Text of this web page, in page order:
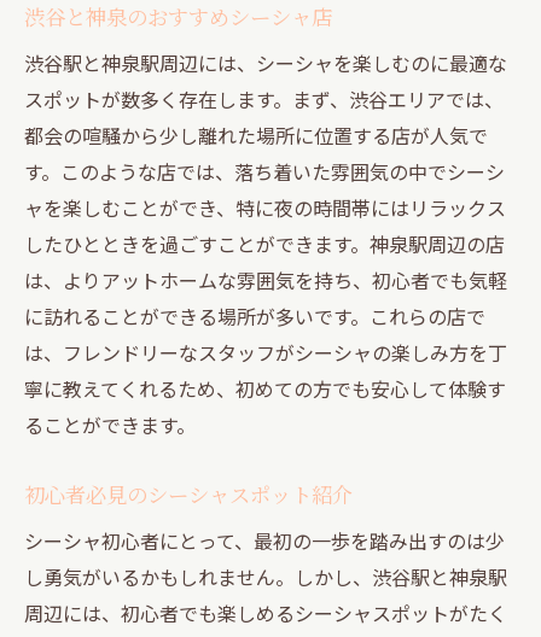
渋谷と神泉のおすすめシーシャ店
渋谷駅と神泉駅周辺には、シーシャを楽しむのに最適な
スポットが数多く存在します。まず、渋谷エリアでは、
都会の喧騒から少し離れた場所に位置する店が人気で
す。このような店では、落ち着いた雰囲気の中でシーシ
ャを楽しむことができ、特に夜の時間帯にはリラックス
したひとときを過ごすことができます。神泉駅周辺の店
は、よりアットホームな雰囲気を持ち、初心者でも気軽
に訪れることができる場所が多いです。これらの店で
は、フレンドリーなスタッフがシーシャの楽しみ方を丁
寧に教えてくれるため、初めての方でも安心して体験す
ることができます。
初心者必見のシーシャスポット紹介
シーシャ初心者にとって、最初の一歩を踏み出すのは少
し勇気がいるかもしれません。しかし、渋谷駅と神泉駅
周辺には、初心者でも楽しめるシーシャスポットがたく